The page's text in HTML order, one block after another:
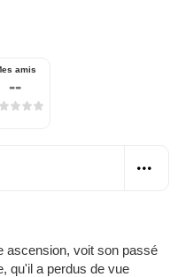
amis
--
ascension, voit son passé
qu'il a perdus de vue